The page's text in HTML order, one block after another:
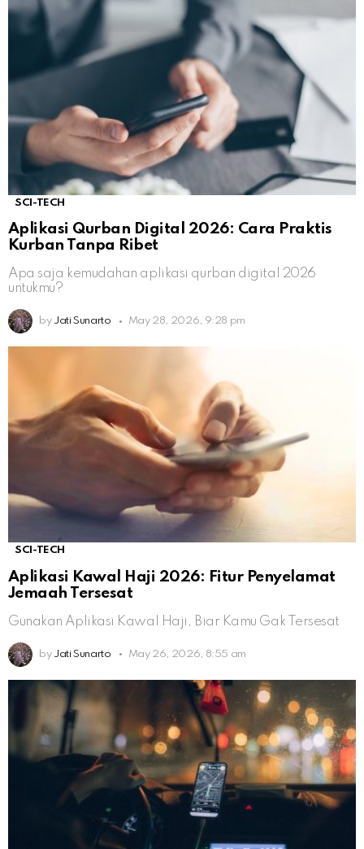
SCI-TECH
Aplikasi Qurban Digital 2026: Cara Praktis
Kurban Tanpa Ribet
Apa saja kemudahan aplikasi qurban digital 2026
untukmu?
by Jati Sunarto May 28, 2026, 9:28 pm
SCI-TECH
Aplikasi Kawal Haji 2026: Fitur Penyelamat
Jemaah Tersesat
Gunakan Aplikasi Kawal Haji, Biar Kamu Gak Tersesat
by Jati Sunarto May 26, 2026, 8:55 am